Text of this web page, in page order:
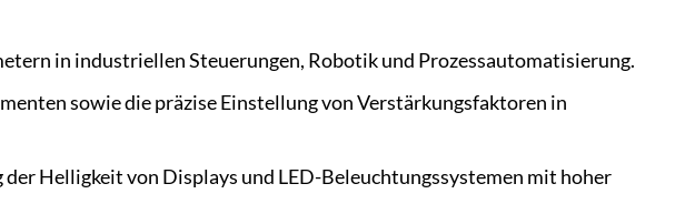
in industriellen Steuerungen, Robotik und Prozessautomatisierung.
sowie die präzise Einstellung von Verstärkungsfaktoren in
der Helligkeit von Displays und LED-Beleuchtungssystemen mit hoher